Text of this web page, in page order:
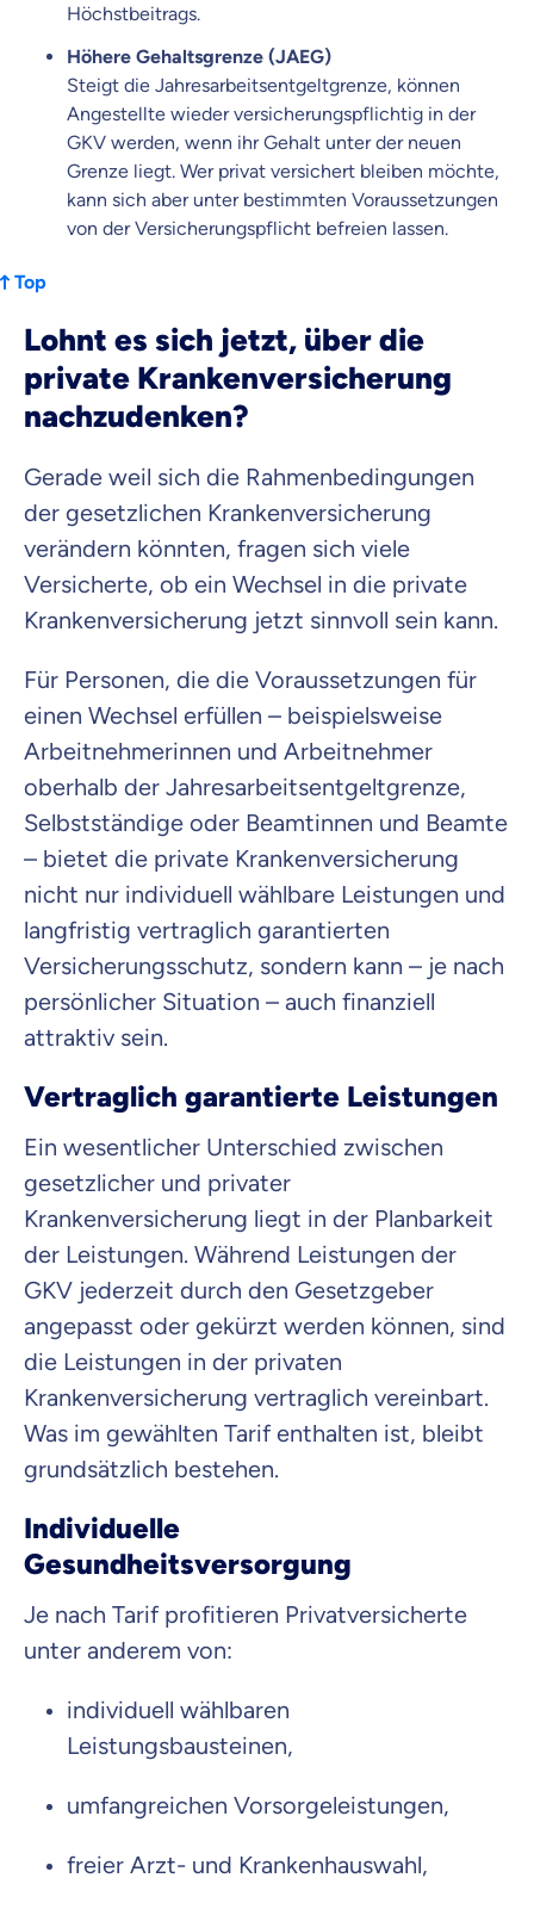
Höchstbeitrags.
Höhere Gehaltsgrenze (JAEG)
Steigt die Jahresarbeitsentgeltgrenze, können
Angestellte wieder versicherungspflichtig in der
GKV werden, wenn ihr Gehalt unter der neuen
Grenze liegt. Wer privat versichert bleiben möchte,
kann sich aber unter bestimmten Voraussetzungen
von der Versicherungspflicht befreien lassen.
Top
Lohnt es sich jetzt, über die
private Krankenversicherung
nachzudenken?
Gerade weil sich die Rahmenbedingungen
der gesetzlichen Krankenversicherung
verändern könnten, fragen sich viele
Versicherte, ob ein Wechsel in die private
Krankenversicherung jetzt sinnvoll sein kann.
Für Personen, die die Voraussetzungen für
einen Wechsel erfüllen – beispielsweise
Arbeitnehmerinnen und Arbeitnehmer
oberhalb der Jahresarbeitsentgeltgrenze,
Selbstständige oder Beamtinnen und Beamte
– bietet die private Krankenversicherung
nicht nur individuell wählbare Leistungen und
langfristig vertraglich garantierten
Versicherungsschutz, sondern kann – je nach
persönlicher Situation – auch finanziell
attraktiv sein.
Vertraglich garantierte Leistungen
Ein wesentlicher Unterschied zwischen
gesetzlicher und privater
Krankenversicherung liegt in der Planbarkeit
der Leistungen. Während Leistungen der
GKV jederzeit durch den Gesetzgeber
angepasst oder gekürzt werden können, sind
die Leistungen in der privaten
Krankenversicherung vertraglich vereinbart.
Was im gewählten Tarif enthalten ist, bleibt
grundsätzlich bestehen.
Individuelle
Gesundheitsversorgung
Je nach Tarif profitieren Privatversicherte
unter anderem von:
individuell wählbaren
Leistungsbausteinen,
umfangreichen Vorsorgeleistungen,
freier Arzt- und Krankenhauswahl,